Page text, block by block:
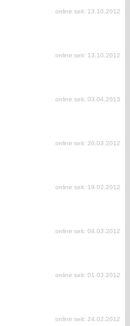
online seit: 13.10.2012
online seit: 13.10.2012
online seit: 03.04.2013
online seit: 26.03.2012
online seit: 19.02.2012
online seit: 04.03.2012
online seit: 01.03.2012
online seit: 24.02.2012